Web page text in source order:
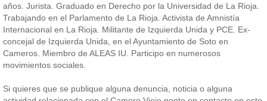
años. Jurista. Graduado en Derecho por la Universidad de La Rioja.
Trabajando en el Parlamento de La Rioja. Activista de Amnistía
Internacional en La Rioja. Militante de Izquierda Unida y PCE. Ex-
concejal de Izquierda Unida, en el Ayuntamiento de Soto en
Cameros. Miembro de ALEAS IU. Participo en numerosos
movimientos sociales.
Si quieres que se publique alguna denuncia, noticia o alguna